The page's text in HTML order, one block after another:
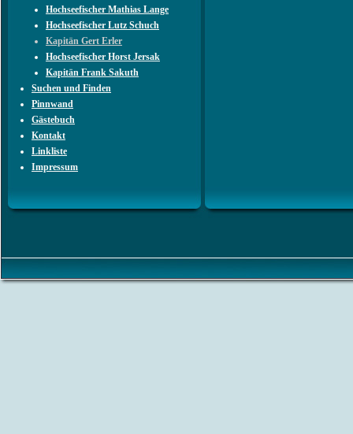
Hochseefischer Mathias Lange
Hochseefischer Lutz Schuch
Kapitän Gert Erler
Hochseefischer Horst Jersak
Kapitän Frank Sakuth
Suchen und Finden
Pinnwand
Gästebuch
Kontakt
Linkliste
Impressum